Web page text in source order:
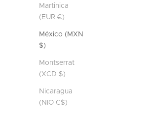
Martinica
(EUR €)
México (MXN
$)
Montserrat
(XCD $)
Nicaragua
(NIO C$)